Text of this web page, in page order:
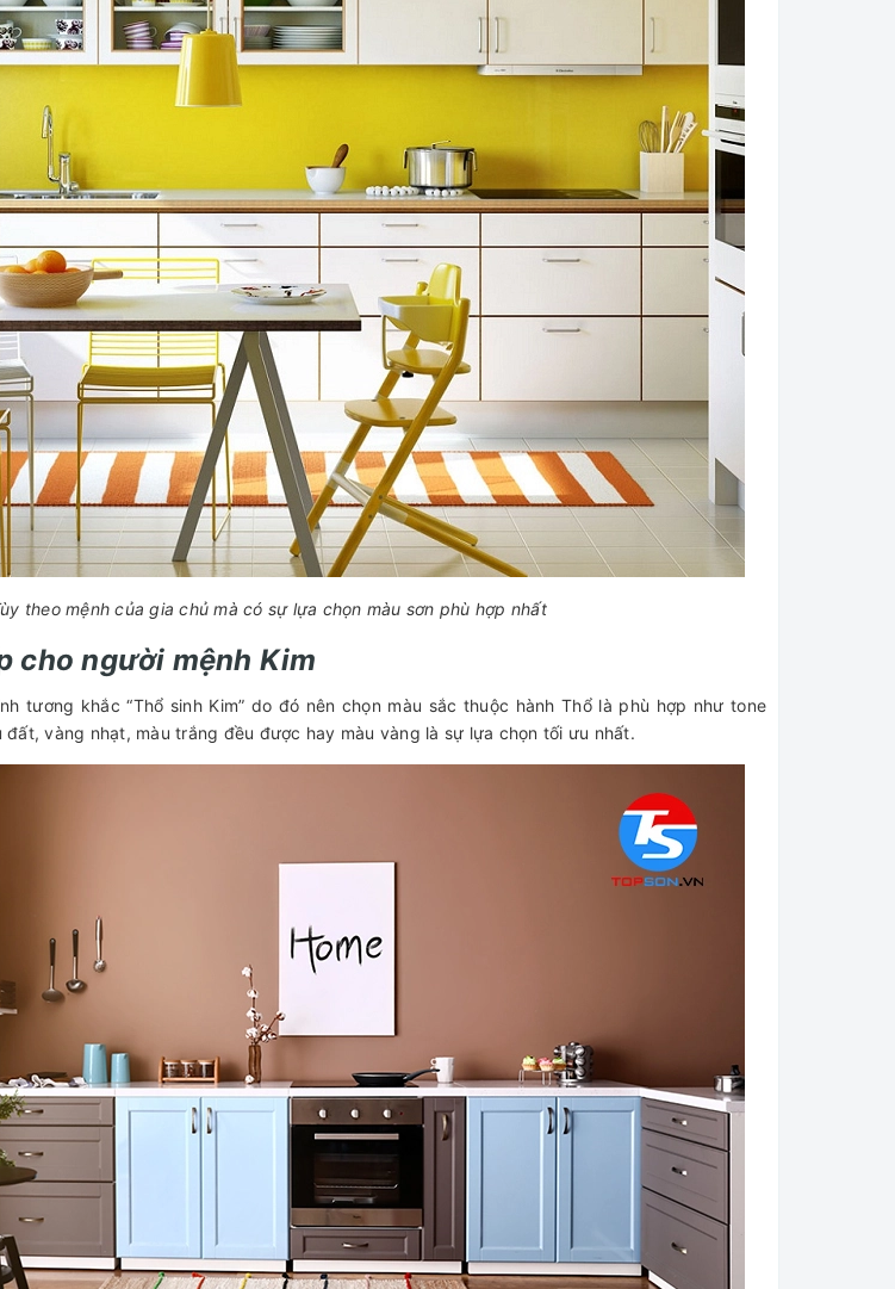
theo mệnh của gia chủ mà có sự lựa chọn màu sơn phù hợp nhất
cho người mệnh Kim
tương khắc “Thổ sinh Kim” do đó nên chọn màu sắc thuộc hành Thổ là phù hợp như tone
đất, vàng nhạt, màu trắng đều được hay màu vàng là sự lựa chọn tối ưu nhất.